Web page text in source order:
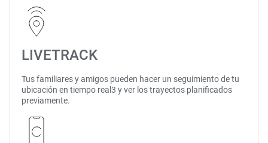
LIVETRACK
Tus familiares y amigos pueden hacer un seguimiento de tu
ubicación en tiempo real3 y ver los trayectos planificados
previamente.